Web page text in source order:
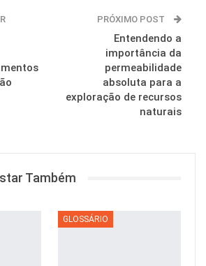
PRÓXIMO POST
Entendendo a
importância da
permeabilidade
absoluta para a
exploração de recursos
naturais
Também
GLOSSÁRIO